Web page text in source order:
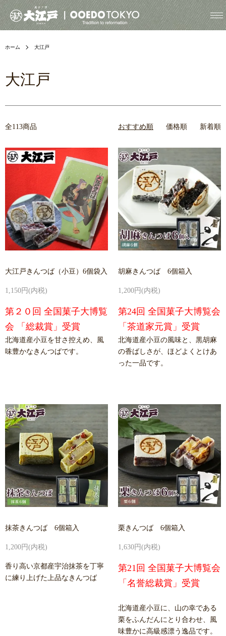
ホーム 大江戸
大江戸
全113商品 おすすめ順 価格順 新着順
大江戸きんつば（小豆）6個袋入
1,150円(内税)
第２０回 全国菓子大博覧
会 「総裁賞」受賞
北海道産小豆を甘さ控えめ、風
味豊かなきんつばです。
胡麻きんつば 6個箱入
1,200円(内税)
第24回 全国菓子大博覧会
「茶道家元賞」受賞
北海道産小豆の風味と、黒胡麻
の香ばしさが、ほどよくとけあ
った一品です。
抹茶きんつば 6個箱入
1,200円(内税)
香り高い京都産宇治抹茶を丁寧
に練り上げた上品なきんつば
栗きんつば 6個箱入
1,630円(内税)
第21回 全国菓子大博覧会
「名誉総裁賞」受賞
北海道産小豆に、山の幸である
栗をふんだんにとり合わせ、風
味豊かに高級感漂う逸品です。